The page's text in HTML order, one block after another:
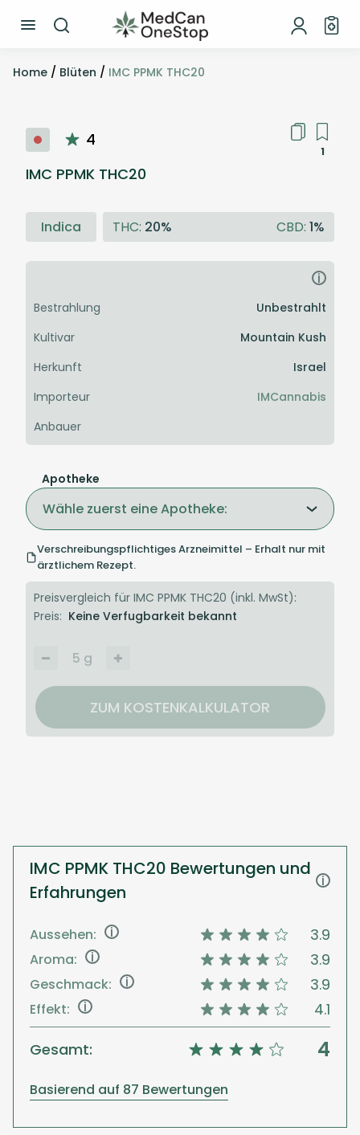
Home / Blüten / IMC PPMK THC20
4
1
IMC PPMK THC20
Indica THC: 20% CBD: 1%
i
Bestrahlung
Unbestrahlt
Kultivar
Mountain Kush
Herkunft
Israel
Importeur
IMCannabis
Anbauer
Apotheke
Wähle zuerst eine Apotheke:
Verschreibungspflichtiges Arzneimittel – Erhalt nur mit
ärztlichem Rezept.
Preisvergleich für IMC PPMK THC20 (inkl. MwSt):
Preis: Keine Verfugbarkeit bekannt
5 g
ZUM KOSTENKALKULATOR
IMC PPMK THC20 Bewertungen und
Erfahrungen
i
Aussehen: i 3.9
Aroma: i 3.9
Geschmack: i 3.9
Effekt: i
4.1
Gesamt:
4
Basierend auf 87 Bewertungen